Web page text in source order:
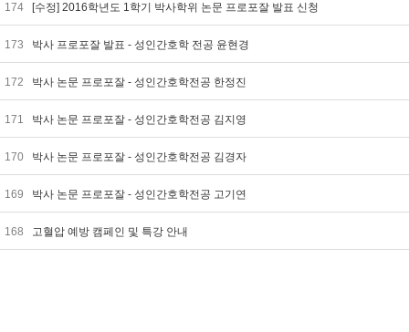
174 [수정] 2016학년도 1학기 박사학위 논문 프로포잘 발표 신청
173 박사 프로포잘 발표 - 성인간호학 전공 윤현경
172 박사 논문 프로포잘 - 성인간호학전공 한정진
171 박사 논문 프로포잘 - 성인간호학전공 김지영
170 박사 논문 프로포잘 - 성인간호학전공 김경자
169 박사 논문 프로포잘 - 성인간호학전공 고기연
168 고혈압 예방 캠페인 및 특강 안내